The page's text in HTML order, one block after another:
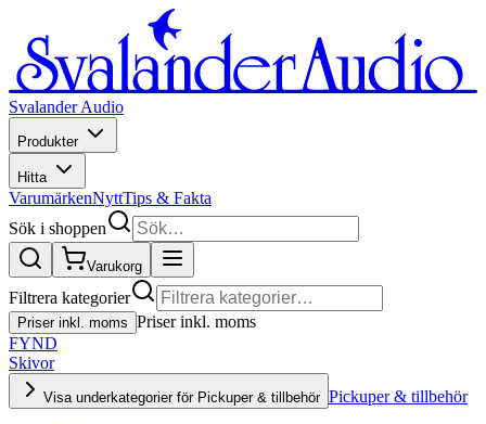
Svalander Audio
Produkter
Hitta
VarumärkenNyttTips & Fakta
Sök i shoppen
Varukorg
Filtrera kategorier
Priser inkl. moms Priser inkl. moms
FYND
Skivor
Visa underkategorier för Pickuper & tillbehör Pickuper & tillbehör